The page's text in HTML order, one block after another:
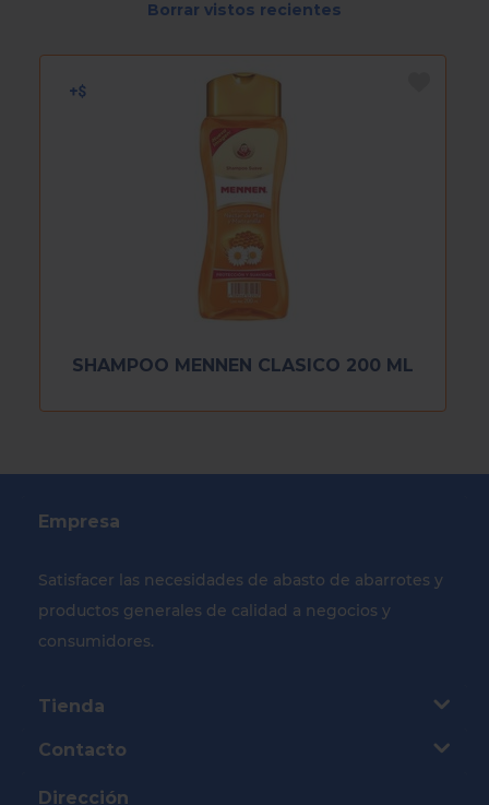
Borrar vistos recientes
SHAMPOO MENNEN CLASICO 200 ML
Empresa
Satisfacer las necesidades de abasto de abarrotes y
productos generales de calidad a negocios y
consumidores.
Tienda
Contacto
Dirección